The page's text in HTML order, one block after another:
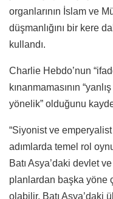
organlarının İslam ve
düşmanlığını bir kere
kullandı.
Charlie Hebdo’nun
kınanmamasının
yönelik” olduğunu
“Siyonist ve
adımlarda temel rol
Batı Asya’daki devlet
planlardan başka yöne
olabilir. Batı Asya’daki